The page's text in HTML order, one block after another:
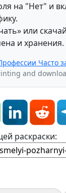
на "Нет" и
или
и хранения.
Часто
and
раскраски: